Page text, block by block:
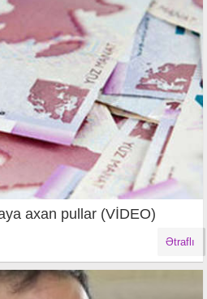
axan pullar (VİDEO)
Ətraflı